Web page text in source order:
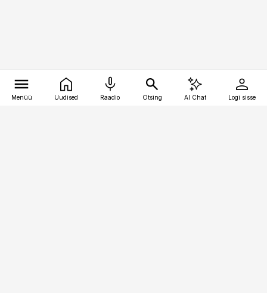
Menüü Uudised Raadio Otsing AI Chat Logi sisse